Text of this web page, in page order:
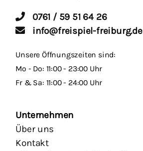
0761 / 59 51 64 26
info@freispiel-freiburg.de
Unsere Öffnungszeiten sind:
Mo - Do: 11:00 - 23:00 Uhr
Fr & Sa: 11:00 - 24:00 Uhr
Unternehmen
Über uns
Kontakt